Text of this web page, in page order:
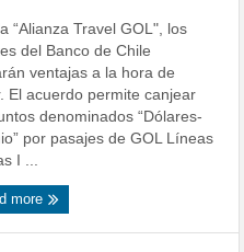
“Alianza Travel GOL", los
del Banco de Chile
ventajas a la hora de
El acuerdo permite canjear
denominados “Dólares-
por pasajes de GOL Líneas
I ...
more